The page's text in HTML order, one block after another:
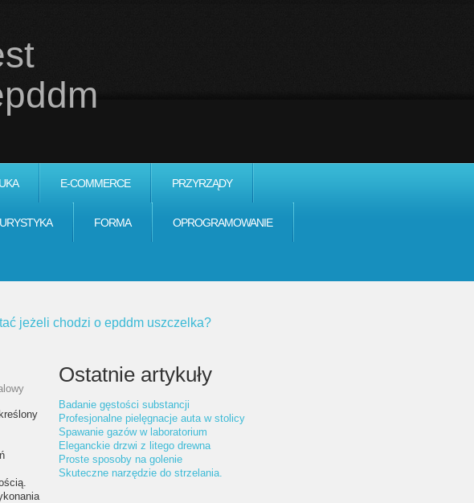
E-COMMERCE PRZYRZĄDY
FORMA OPROGRAMOWANIE
jeżeli chodzi o epddm uszczelka?
Ostatnie artykuły
Badanie gęstości substancji
Profesjonalne pielęgnacje auta w stolicy
Spawanie gazów w laboratorium
Eleganckie drzwi z litego drewna
Proste sposoby na golenie
Skuteczne narzędzie do strzelania.